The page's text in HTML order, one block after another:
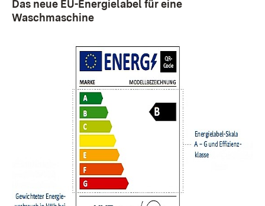
Das neue EU-Energielabel für eine
Waschmaschine